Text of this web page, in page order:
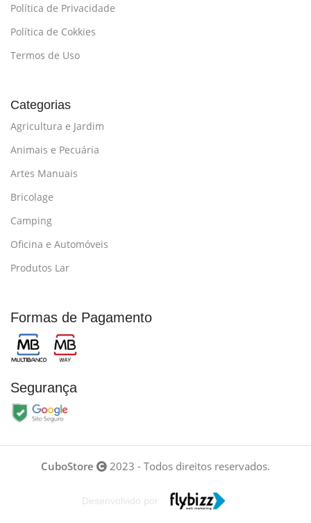
Política de Privacidade
Política de Cokkies
Termos de Uso
Categorias
Agricultura e Jardim
Animais e Pecuária
Artes Manuais
Bricolage
Camping
Oficina e Automóveis
Produtos Lar
Formas de Pagamento
Segurança
CuboStore 2023 - Todos direitos reservados.
Desenvolvido por